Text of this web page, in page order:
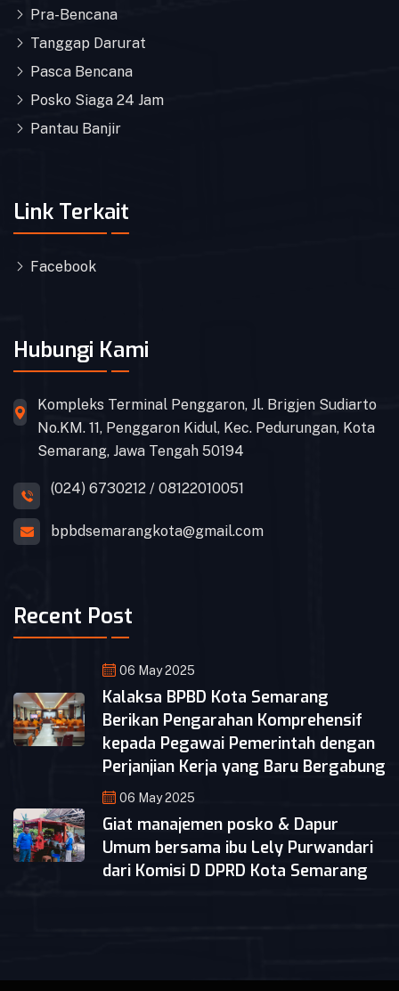
Pra-Bencana
Tanggap Darurat
Pasca Bencana
Posko Siaga 24 Jam
Pantau Banjir
Link Terkait
Facebook
Hubungi Kami
Kompleks Terminal Penggaron, Jl. Brigjen Sudiarto
No.KM. 11, Penggaron Kidul, Kec. Pedurungan, Kota
Semarang, Jawa Tengah 50194
(024) 6730212 / 08122010051
bpbdsemarangkota@gmail.com
Recent Post
06 May 2025
Kalaksa BPBD Kota Semarang
Berikan Pengarahan Komprehensif
kepada Pegawai Pemerintah dengan
Perjanjian Kerja yang Baru Bergabung
06 May 2025
Giat manajemen posko & Dapur
Umum bersama ibu Lely Purwandari
dari Komisi D DPRD Kota Semarang